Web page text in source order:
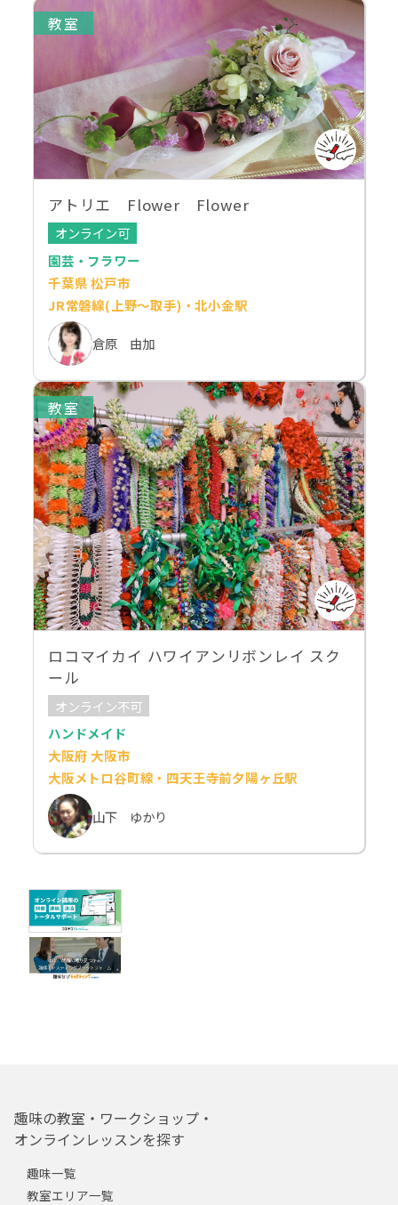
教室
アトリエ Flower Flower
オンライン可
園芸・フラワー
千葉県 松戸市
JR常磐線(上野～取手)・北小金駅
倉原 由加
教室
ロコマイカイ ハワイアンリボンレイ スク
ール
オンライン不可
ハンドメイド
大阪府 大阪市
大阪メトロ谷町線・四天王寺前夕陽ヶ丘駅
山下 ゆかり
趣味の教室・ワークショップ・
オンラインレッスンを探す
趣味一覧
教室エリア一覧